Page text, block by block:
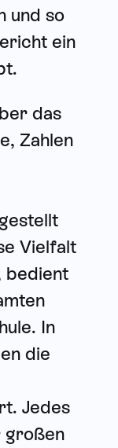
und so
ein
das
Zahlen
Vielfalt
bedient
In
die
Jedes
großen